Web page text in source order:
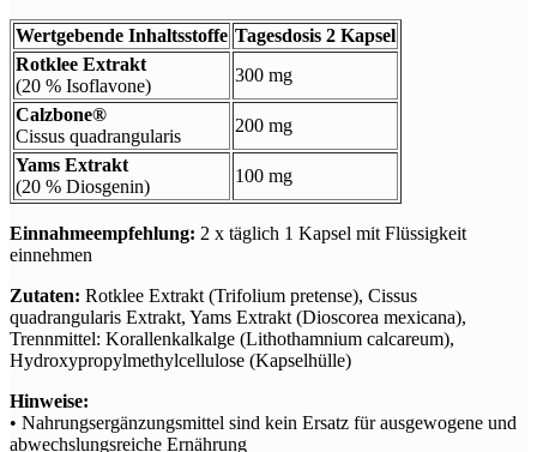
Wertgebende Inhaltsstoffe Tagesdosis 2 Kapsel
Rotklee Extrakt
(20 % Isoflavone)
300 mg
Calzbone®
Cissus quadrangularis
200 mg
Yams Extrakt
(20 % Diosgenin)
100 mg
Einnahmeempfehlung: 2 x täglich 1 Kapsel mit Flüssigkeit
einnehmen
Zutaten: Rotklee Extrakt (Trifolium pretense), Cissus
quadrangularis Extrakt, Yams Extrakt (Dioscorea mexicana),
Trennmittel: Korallenkalkalge (Lithothamnium calcareum),
Hydroxypropylmethylcellulose (Kapselhülle)
Hinweise:
• Nahrungsergänzungsmittel sind kein Ersatz für ausgewogene und
abwechslungsreiche Ernährung